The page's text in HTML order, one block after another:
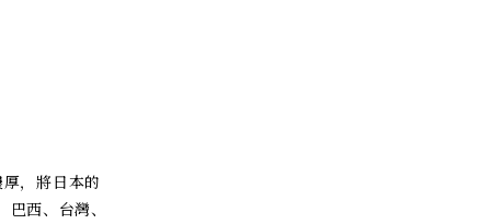
，將日本的
西、台灣、